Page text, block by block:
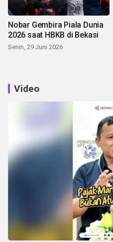
Nobar Gembira Piala Dunia
2026 saat HBKB di Bekasi
Senin, 29 Juni 2026
Video